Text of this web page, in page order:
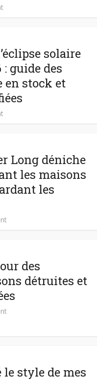
solaire
: guide des
en stock et
Long déniche
les maisons
les
des
détruites et
le style de mes